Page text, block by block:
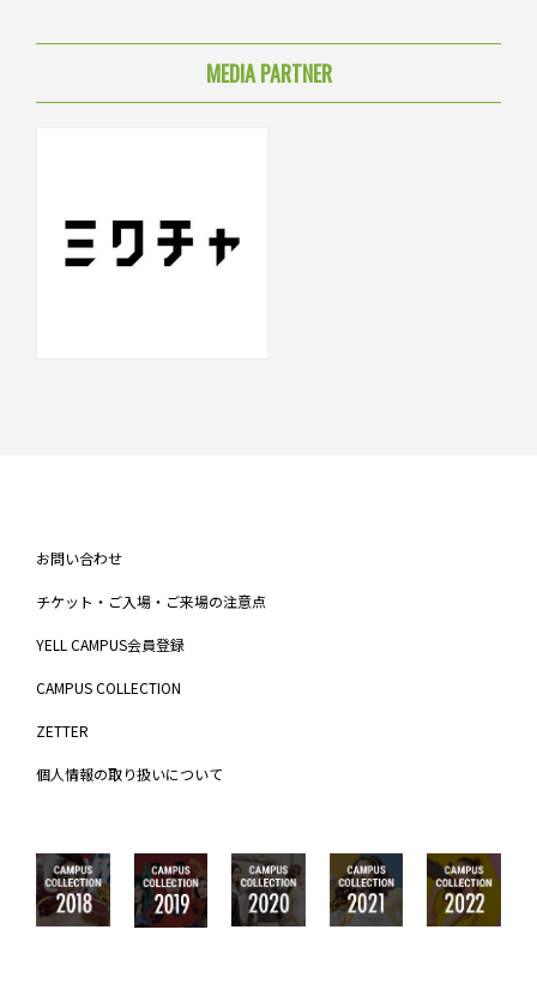
MEDIA PARTNER
お問い合わせ
チケット・ご入場・ご来場の注意点
YELL CAMPUS会員登録
CAMPUS COLLECTION
ZETTER
個人情報の取り扱いについて